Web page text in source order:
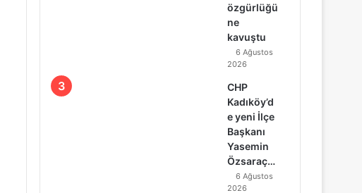
özgürlüğü
ne
kavuştu
6 Ağustos
2026
CHP
Kadıköy’d
e yeni İlçe
Başkanı
Yasemin
Özsaraç…
6 Ağustos
2026